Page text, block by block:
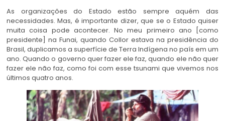
As organizações do Estado estão sempre aquém das
necessidades. Mas, é importante dizer, que se o Estado quiser
muita coisa pode acontecer. No meu primeiro ano [como
presidente] na Funai, quando Collor estava na presidência do
Brasil, duplicamos a superfície de Terra Indígena no país em um
ano. Quando o governo quer fazer ele faz, quando ele não quer
fazer ele não faz, como foi com esse tsunami que vivemos nos
últimos quatro anos.